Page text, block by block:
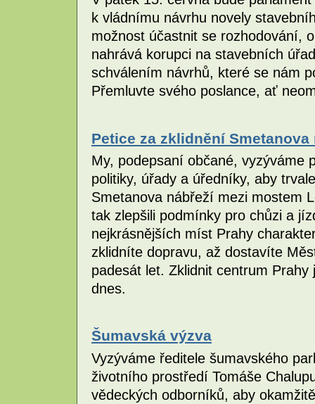
k vládnímu návrhu novely
možnost účastnit se rozhodování,
nahrává korupci na stavebních
schválením návrhů, které se nám
Přemluvte svého poslance, ať
Petice za zklidnění Smetanova
My, podepsaní občané, vyzýváme
politiky, úřady a úředníky, aby
Smetanova nábřeží mezi mostem
tak zlepšili podmínky pro chůzi a
nejkrásnějších míst Prahy
zklidníte dopravu, až dostavíte
padesát let. Zklidnit centrum
dnes.
Šumavská výzva
Vyzýváme ředitele šumavského
životního prostředí Tomáše
vědeckých odborníků, aby